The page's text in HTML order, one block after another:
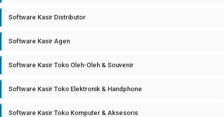
Software Kasir Distributor
Software Kasir Agen
Software Kasir Toko Oleh-Oleh & Souvenir
Software Kasir Toko Elektronik & Handphone
Software Kasir Toko Komputer & Aksesoris